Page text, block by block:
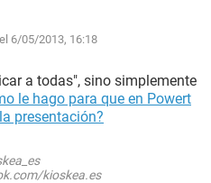
6/05/2013, 16:18
a todas", sino simplemente
le hago para que en Powert
presentación?
kioskea.es